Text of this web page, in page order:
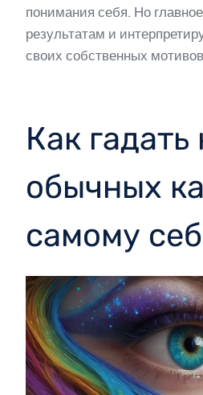
понимания себя. Но
результатам и
своих собственных
Как гадать
обычных
самому